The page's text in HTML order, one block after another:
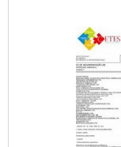
tornando-a
utilizar a
Praticidade; -
Entre
Ecoplast: -